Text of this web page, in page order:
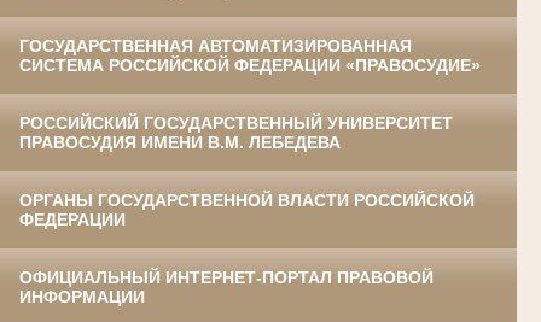
ГОСУДАРСТВЕННАЯ АВТОМАТИЗИРОВАННАЯ
СИСТЕМА РОССИЙСКОЙ ФЕДЕРАЦИИ «ПРАВОСУДИЕ»
РОССИЙСКИЙ ГОСУДАРСТВЕННЫЙ УНИВЕРСИТЕТ
ПРАВОСУДИЯ ИМЕНИ В.М. ЛЕБЕДЕВА
ОРГАНЫ ГОСУДАРСТВЕННОЙ ВЛАСТИ РОССИЙСКОЙ
ФЕДЕРАЦИИ
ОФИЦИАЛЬНЫЙ ИНТЕРНЕТ-ПОРТАЛ ПРАВОВОЙ
ИНФОРМАЦИИ